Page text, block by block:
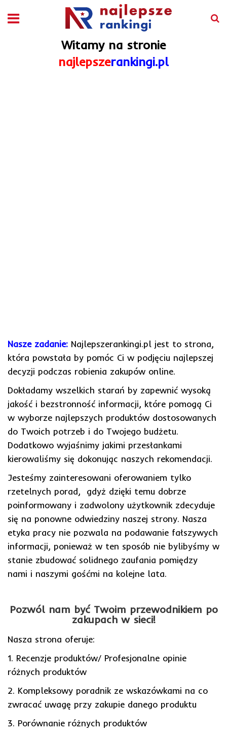
Witamy na stronie
najlepszerankingi.pl
Nasze zadanie: Najlepszerankingi.pl jest to strona,
która powstała by pomóc Ci w podjęciu najlepszej
decyzji podczas robienia zakupów online.
Dokładamy wszelkich starań by zapewnić wysoką
jakość i bezstronność informacji, które pomogą Ci
w wyborze najlepszych produktów dostosowanych
do Twoich potrzeb i do Twojego budżetu.
Dodatkowo wyjaśnimy jakimi przesłankami
kierowaliśmy się dokonując naszych rekomendacji.
Jesteśmy zainteresowani oferowaniem tylko
rzetelnych porad, gdyż dzięki temu dobrze
poinformowany i zadwolony użytkownik zdecyduje
się na ponowne odwiedziny naszej strony. Nasza
etyka pracy nie pozwala na podawanie fałszywych
informacji, ponieważ w ten sposób nie bylibyśmy w
stanie zbudować solidnego zaufania pomiędzy
nami i naszymi gośćmi na kolejne lata.
Pozwól nam być Twoim przewodnikiem po
zakupach w sieci!
Nasza strona oferuje:
1. Recenzje produktów/ Profesjonalne opinie
różnych produktów
2. Kompleksowy poradnik ze wskazówkami na co
zwracać uwagę przy zakupie danego produktu
3. Porównanie różnych produktów